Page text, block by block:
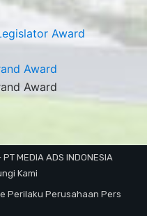
MEDIA ADS INDONESIA
Kami
Perilaku Perusahaan Pers